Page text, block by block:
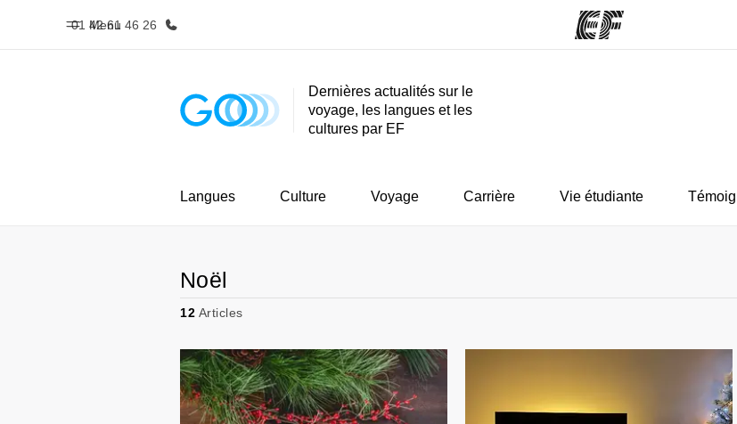
Menu
01 42 61 46 26
Accueil Programmes
Nos offres
Dernières actualités sur le
voyage, les langues et les
cultures par EF
Langues Culture Voyage Carrière Vie étudiante
Noël
12 Articles